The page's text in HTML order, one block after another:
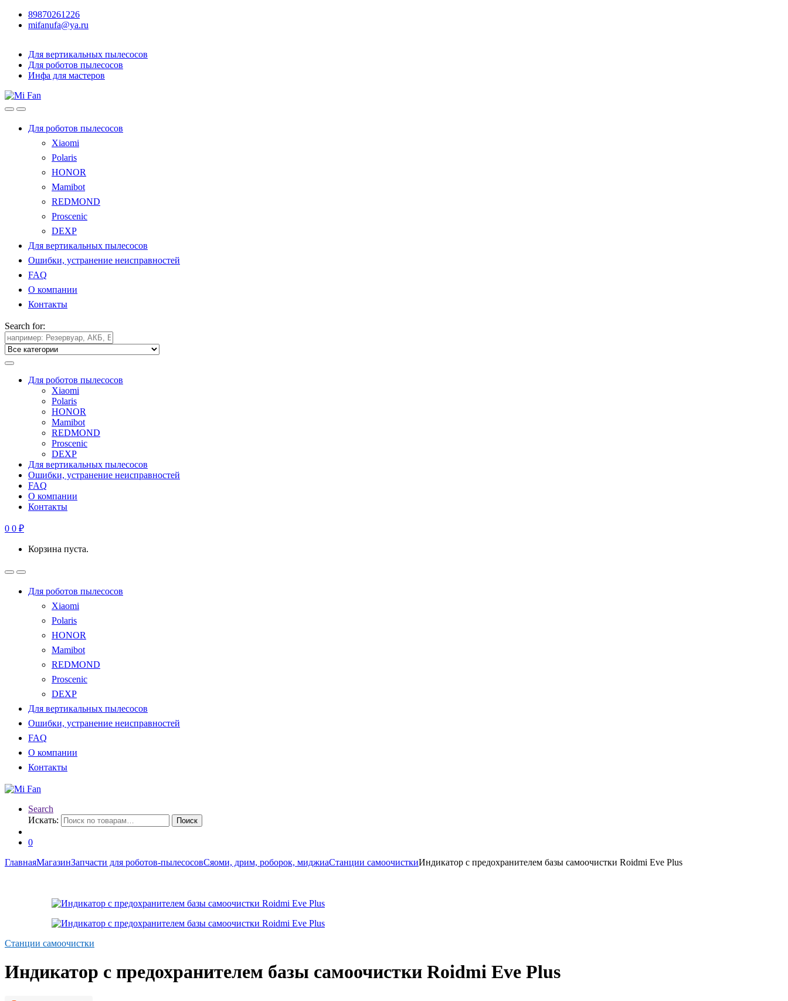
89870261226
mifanufa@ya.ru
Для вертикальных пылесосов
Для роботов пылесосов
Инфа для мастеров
Для роботов пылесосов
Xiaomi
Polaris
HONOR
Mamibot
REDMOND
Proscenic
DEXP
Для вертикальных пылесосов
Ошибки, устранение неисправностей
FAQ
О компании
Контакты
Search for:
Для роботов пылесосов
Xiaomi
Polaris
HONOR
Mamibot
REDMOND
Proscenic
DEXP
Для вертикальных пылесосов
Ошибки, устранение неисправностей
FAQ
О компании
Контакты
0 0 ₽
Корзина пуста.
Для роботов пылесосов
Xiaomi
Polaris
HONOR
Mamibot
REDMOND
Proscenic
DEXP
Для вертикальных пылесосов
Ошибки, устранение неисправностей
FAQ
О компании
Контакты
Search
Искать:
Поиск
0
ГлавнаяМагазинЗапчасти для роботов-пылесосовСяоми, дрим, роборок, миджиаСтанции самоочисткиИндикатор с предохранителем базы самоочистки Roidmi Eve Plus
Станции самоочистки
Индикатор с предохранителем базы самоочистки Roidmi Eve Plus